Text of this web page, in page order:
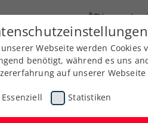
ÖTV
Ausbildung Services
Webseite werden Cookies
benötigt, während es uns
auf unserer Webseite
Essenziell Statistiken